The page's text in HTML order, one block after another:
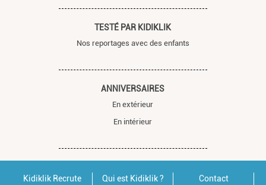
TESTÉ PAR KIDIKLIK
Nos reportages avec des enfants
ANNIVERSAIRES
En extérieur
En intérieur
Kidiklik Recrute Qui est Kidiklik ? Contact